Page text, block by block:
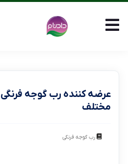
عرضه کننده رب گوجه
مختلف
رب گوجه فرنگی